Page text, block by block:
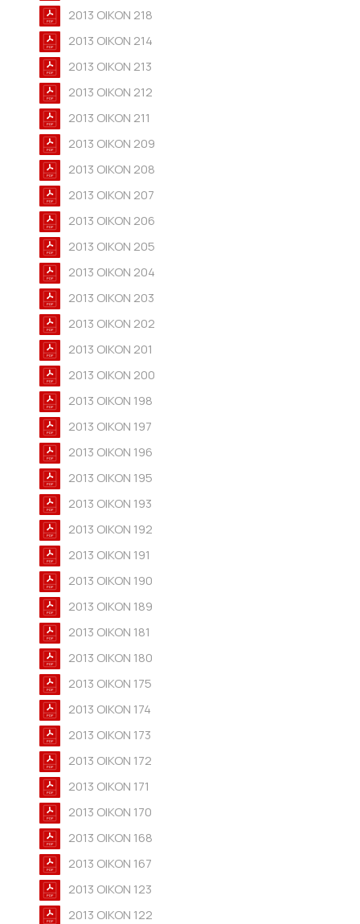
2013 OIKON 218
2013 OIKON 214
2013 OIKON 213
2013 OIKON 212
2013 OIKON 211
2013 OIKON 209
2013 OIKON 208
2013 OIKON 207
2013 OIKON 206
2013 OIKON 205
2013 OIKON 204
2013 OIKON 203
2013 OIKON 202
2013 OIKON 201
2013 OIKON 200
2013 OIKON 198
2013 OIKON 197
2013 OIKON 196
2013 OIKON 195
2013 OIKON 193
2013 OIKON 192
2013 OIKON 191
2013 OIKON 190
2013 OIKON 189
2013 OIKON 181
2013 OIKON 180
2013 OIKON 175
2013 OIKON 174
2013 OIKON 173
2013 OIKON 172
2013 OIKON 171
2013 OIKON 170
2013 OIKON 168
2013 OIKON 167
2013 OIKON 123
2013 OIKON 122